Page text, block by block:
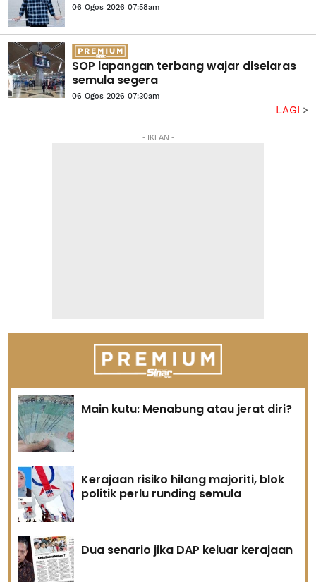
06 Ogos 2026 07:58am
SOP lapangan terbang wajar diselaras
semula segera
06 Ogos 2026 07:30am
LAGI
- IKLAN -
Main kutu: Menabung atau jerat diri?
Kerajaan risiko hilang majoriti, blok
politik perlu runding semula
Dua senario jika DAP keluar kerajaan